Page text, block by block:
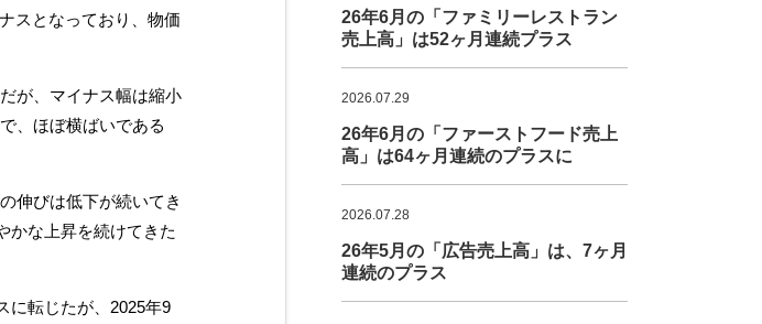
スとなっており、物価
が、マイナス幅は縮小
、ほぼ横ばいである
伸びは低下が続いてき
かな上昇を続けてきた
に転じたが、2025年9
26年6月の「ファミリーレストラン
売上高」は52ヶ月連続プラス
2026.07.29
26年6月の「ファーストフード売上
高」は64ヶ月連続のプラスに
2026.07.28
26年5月の「広告売上高」は、7ヶ月
連続のプラス